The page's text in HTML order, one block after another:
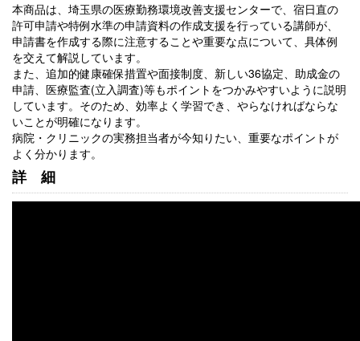
本商品は、埼玉県の医療勤務環境改善支援センターで、宿日直の
許可申請や特例水準の申請資料の作成支援を行っている講師が、
申請書を作成する際に注意することや重要な点について、具体例
を交えて解説しています。
また、追加的健康確保措置や面接制度、新しい36協定、助成金の
申請、医療監査(立入調査)等もポイントをつかみやすいように説明
しています。そのため、効率よく学習でき、やらなければならな
いことが明確になります。
病院・クリニックの実務担当者が今知りたい、重要なポイントが
よく分かります。
詳細